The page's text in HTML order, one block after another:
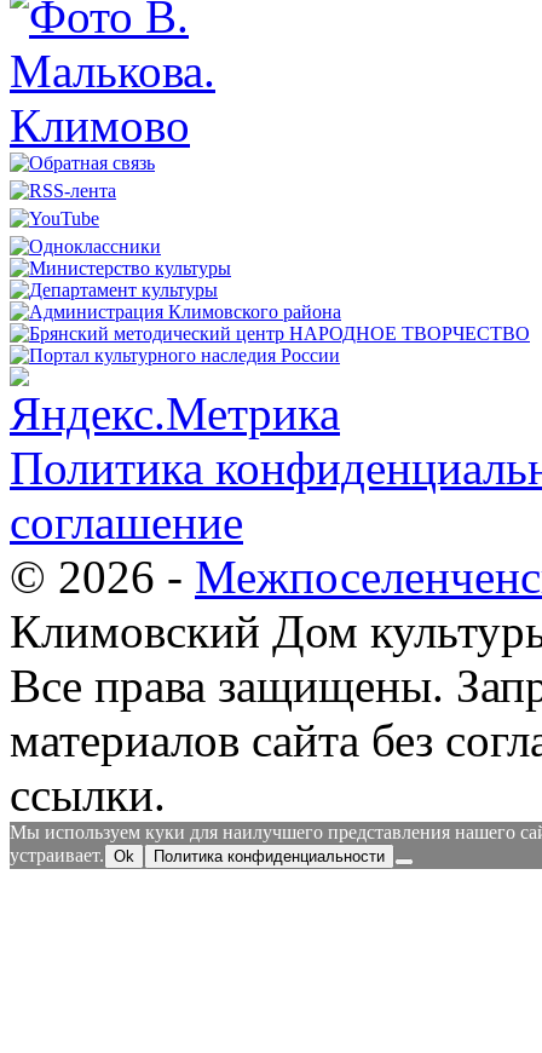
Политика
соглашение
© 2026 -
Климовский Дом
Все права защищены.
материалов сайта без
ссылки.
Мы используем куки для наилучшего представления нашего
устраивает. Ok Политика конфиденциальности